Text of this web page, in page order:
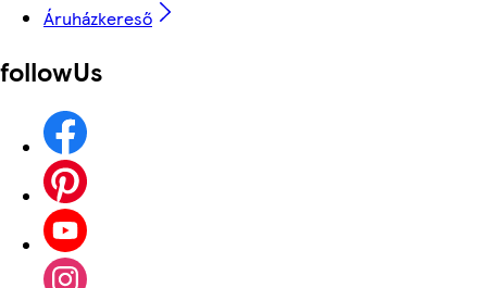
Áruházkereső
followUs